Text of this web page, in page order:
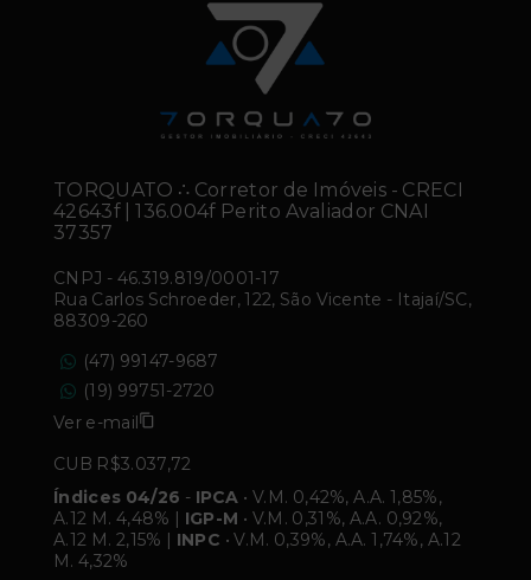
TORQUATO ∴ Corretor de Imóveis - CRECI
42643f | 136.004f Perito Avaliador CNAI
37357
CNPJ - 46.319.819/0001-17
Rua Carlos Schroeder, 122, São Vicente - Itajaí/SC,
88309-260
(47) 99147-9687
(19) 99751-2720
Ver e-mail
CUB R$3.037,72
Índices 04/26 - IPCA • V.M. 0,42%, A.A. 1,85%,
A.12 M. 4,48% | IGP-M • V.M. 0,31%, A.A. 0,92%,
A.12 M. 2,15% | INPC • V.M. 0,39%, A.A. 1,74%, A.12
M. 4,32%